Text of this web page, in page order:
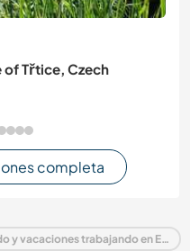
of Třtice, Czech
completa
Alojamiento con familias, voluntariado y vacaciones trabajando en España